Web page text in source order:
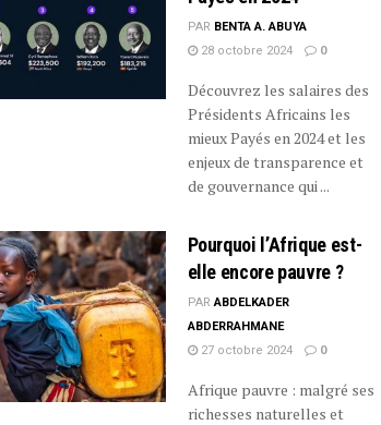
PAR BENTA A. ABUYA
28 octobre 2024
0
Découvrez les salaires des
Présidents Africains les
mieux Payés en 2024 et les
enjeux de transparence et
de gouvernance qui ...
Pourquoi l’Afrique est-
elle encore pauvre ?
PAR ABDELKADER
ABDERRAHMANE
27 octobre 2024
0
Afrique pauvre : malgré ses
richesses naturelles et